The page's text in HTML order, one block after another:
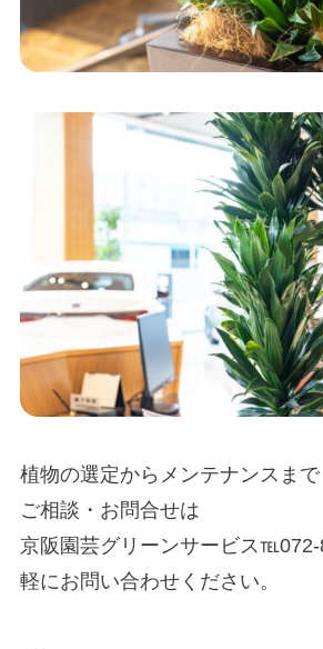
植物の選定からメンテナンスまで
ご相談・お問合せは
京阪園芸グリーンサービス℡072-
軽にお問い合わせください。